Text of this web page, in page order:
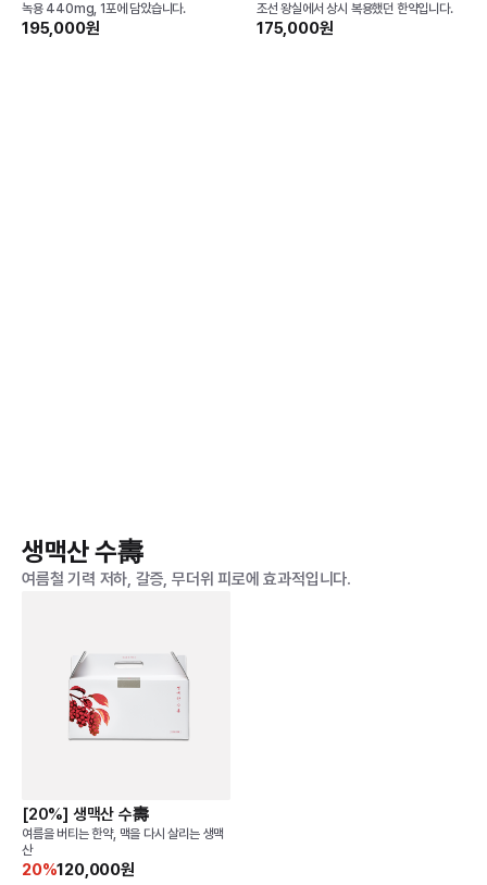
녹용 440mg, 1포에 담았습니다.
195,000원
조선 왕실에서 상시 복용했던 한약입니다.
175,000원
생맥산 수壽
여름철 기력 저하, 갈증, 무더위 피로에 효과적입니다.
[20%] 생맥산 수壽
여름을 버티는 한약, 맥을 다시 살리는 생맥
산
20%120,000원